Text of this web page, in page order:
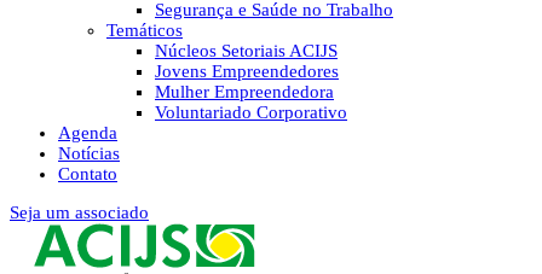
Segurança e Saúde no Trabalho
Temáticos
Núcleos Setoriais ACIJS
Jovens Empreendedores
Mulher Empreendedora
Voluntariado Corporativo
Agenda
Notícias
Contato
Seja um associado